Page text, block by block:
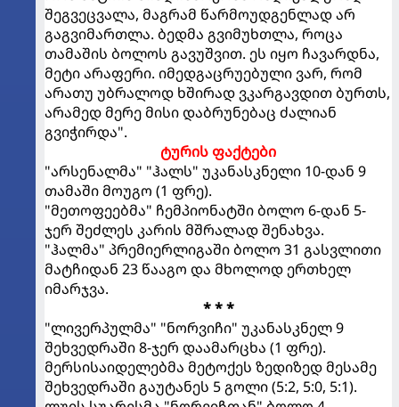
შეგვეცვალა, მაგრამ წარმოუდგენლად არ
გაგვიმართლა. ბედმა გვიმუხთლა, როცა
თამაშის ბოლოს გავუშვით. ეს იყო ჩავარდნა,
მეტი არაფერი. იმედგაცრუებული ვარ, რომ
არათუ უბრალოდ ხშირად ვკარგავდით ბურთს,
არამედ მერე მისი დაბრუნებაც ძალიან
გვიჭირდა".
ტურის ფაქტები
"არსენალმა" "ჰალს" უკანასკნელი 10-დან 9
თამაში მოუგო (1 ფრე).
"მეთოფეებმა" ჩემპიონატში ბოლო 6-დან 5-
ჯერ შეძლეს კარის მშრალად შენახვა.
"ჰალმა" პრემიერლიგაში ბოლო 31 გასვლითი
მატჩიდან 23 წააგო და მხოლოდ ერთხელ
იმარჯვა.
* * *
"ლივერპულმა" "ნორვიჩი" უკანასკნელ 9
შეხვედრაში 8-ჯერ დაამარცხა (1 ფრე).
მერსისაიდელებმა მეტოქეს ზედიზედ მესამე
შეხვედრაში გაუტანეს 5 გოლი (5:2, 5:0, 5:1).